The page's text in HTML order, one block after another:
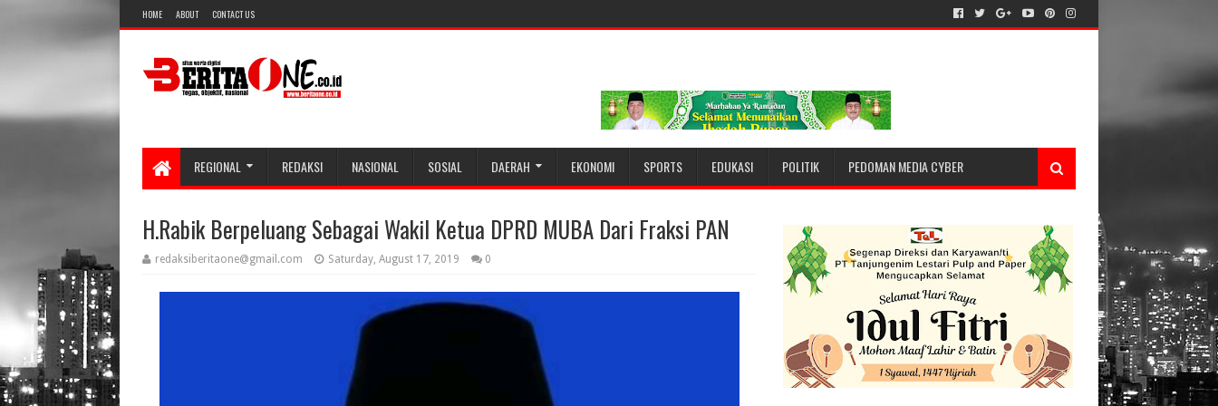
HOME ABOUT CONTACT US
REGIONAL REDAKSI NASIONAL SOSIAL DAERAH EKONOMI SPORTS EDUKASI POLITIK PEDOMAN MEDIA CYBER
H.Rabik Berpeluang Sebagai Wakil Ketua DPRD MUBA Dari Fraksi PAN
redaksiberitaone@gmail.com Saturday, August 17, 2019 0